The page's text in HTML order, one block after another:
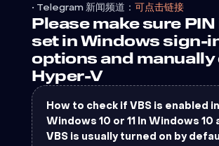
• Telegram 新闻频道： 可点击链接
Please make sure
set in Windows sign-
options and
Hyper-V
How to check if VBS is enabled in
Windows 10 or 11 In Windows 10
VBS is usually turned on by